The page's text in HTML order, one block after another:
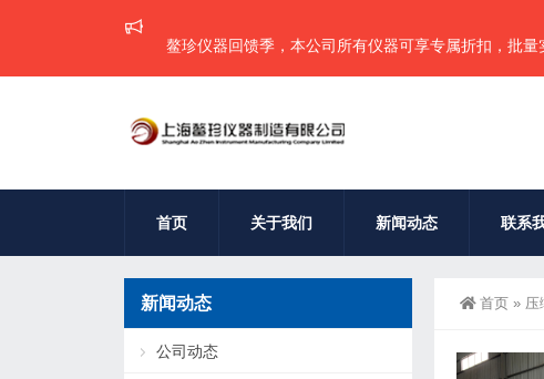
鳌珍仪器回馈季，本公司所有仪器可享专属折扣，批量实惠
首页 关于我们 新闻动态 联系
首页 » 压
新闻动态
公司动态